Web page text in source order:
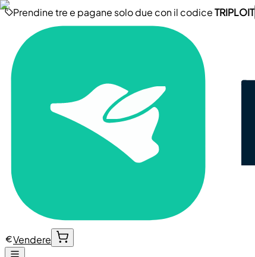
Prendine tre e pagane solo due con il codiceTRIPLOIT
Vendere